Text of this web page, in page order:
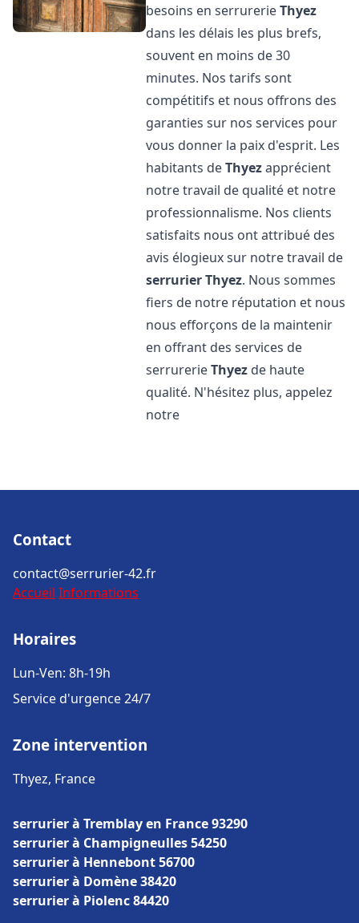
besoins en serrurerieThyez
dans les délais les plus brefs,
souvent en moins de 30
minutes. Nos tarifs sont
compétitifs et nous offrons des
garanties sur nos services pour
vous donner la paix d'esprit. Les
habitants deThyezapprécient
notre travail de qualité et notre
professionnalisme. Nos clients
satisfaits nous ont attribué des
avis élogieux sur notre travail de
serrurierThyez. Nous sommes
fiers de notre réputation et nous
nous efforçons de la maintenir
en offrant des services de
serrurerieThyez de haute
qualité. N'hésitez plus, appelez
notre
Contact
contact@serrurier-42.fr
Accueil Informations
Horaires
Lun-Ven: 8h-19h
Service d'urgence 24/7
Zone intervention
Thyez, France
serrurier à Tremblay en France 93290
serrurier à Champigneulles 54250
serrurier à Hennebont 56700
serrurier à Domène 38420
serrurier à Piolenc 84420